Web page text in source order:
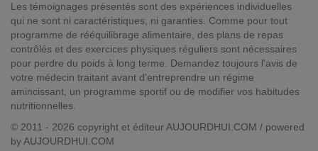
Les témoignages présentés sont des expériences individuelles
qui ne sont ni caractéristiques, ni garanties. Comme pour tout
programme de rééquilibrage alimentaire, des plans de repas
contrôlés et des exercices physiques réguliers sont nécessaires
pour perdre du poids à long terme. Demandez toujours l'avis de
votre médecin traitant avant d'entreprendre un régime
amincissant, un programme sportif ou de modifier vos habitudes
nutritionnelles.
© 2011 - 2026 copyright et éditeur AUJOURDHUI.COM / powered
by AUJOURDHUI.COM